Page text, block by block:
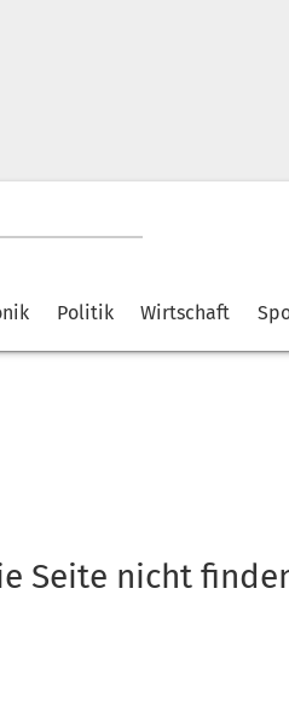
Politik Wirtschaft
Seite nicht